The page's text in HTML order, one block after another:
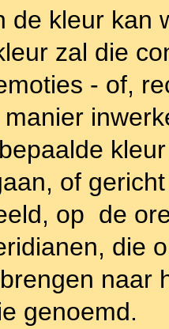
de kleur kan
zal die
- of,
of
op de
die
naar
genoemd.